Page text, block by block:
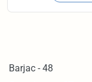
Barjac - 48